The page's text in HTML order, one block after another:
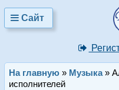
Сайт
На главную » Музыка»
исполнителей